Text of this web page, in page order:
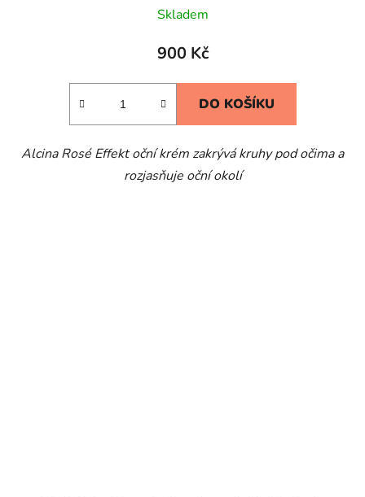
Skladem
900 Kč
DO KOŠÍKU
Alcina Rosé Effekt oční krém zakrývá kruhy pod očima a
rozjasňuje oční okolí